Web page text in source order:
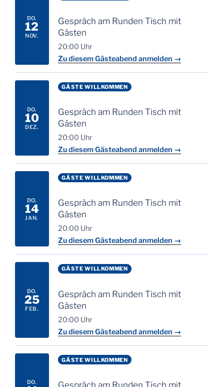
DO.
12
NOV.
Gespräch am Runden Tisch mit
Gästen
20:00 Uhr
Zu diesem Gästeabend anmelden →
DO.
10
DEZ.
GÄSTE WILLKOMMEN
Gespräch am Runden Tisch mit
Gästen
20:00 Uhr
Zu diesem Gästeabend anmelden →
DO.
14
JAN.
GÄSTE WILLKOMMEN
Gespräch am Runden Tisch mit
Gästen
20:00 Uhr
Zu diesem Gästeabend anmelden →
DO.
25
FEB.
GÄSTE WILLKOMMEN
Gespräch am Runden Tisch mit
Gästen
20:00 Uhr
Zu diesem Gästeabend anmelden →
DO.
GÄSTE WILLKOMMEN
Gespräch am Runden Tisch mit